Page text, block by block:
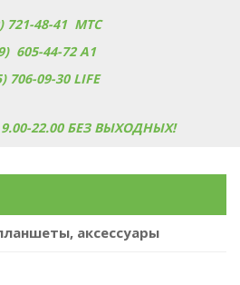
721-48-41МТС
605-44-72 A1
706-09-30LIFE
22.00 БЕЗ ВЫХОДНЫХ!
аксессуары